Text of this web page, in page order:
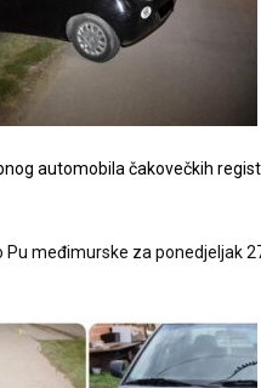
automobila čakovečkih
Pu međimurske za ponedjeljak